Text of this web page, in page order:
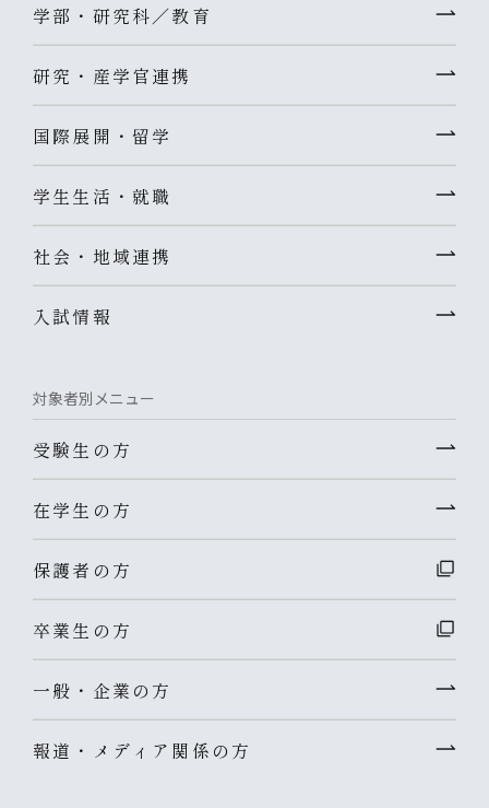
学部・研究科／教育
研究・産学官連携
国際展開・留学
学生生活・就職
社会・地域連携
入試情報
対象者別メニュー
受験生の方
在学生の方
保護者の方
卒業生の方
一般・企業の方
報道・メディア関係の方